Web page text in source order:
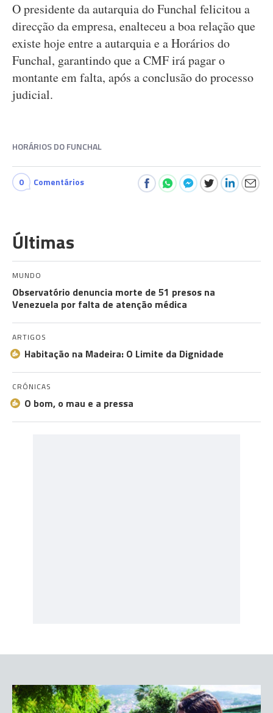
O presidente da autarquia do Funchal felicitou a
direcção da empresa, enalteceu a boa relação que
existe hoje entre a autarquia e a Horários do
Funchal, garantindo que a CMF irá pagar o
montante em falta, após a conclusão do processo
judicial.
HORÁRIOS DO FUNCHAL
0 Comentários
Últimas
MUNDO
Observatório denuncia morte de 51 presos na
Venezuela por falta de atenção médica
ARTIGOS
Habitação na Madeira: O Limite da Dignidade
CRÓNICAS
O bom, o mau e a pressa